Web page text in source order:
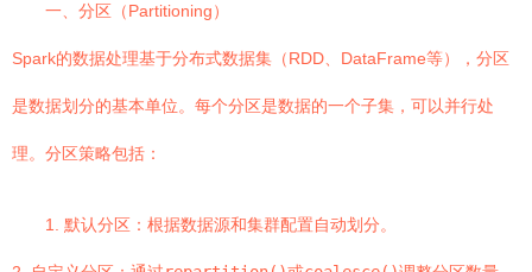
一、分区（Partitioning）
Spark的数据处理基于分布式数据集（RDD、DataFrame等），分区
是数据划分的基本单位。每个分区是数据的一个子集，可以并行处
理。分区策略包括：
1. 默认分区：根据数据源和集群配置自动划分。